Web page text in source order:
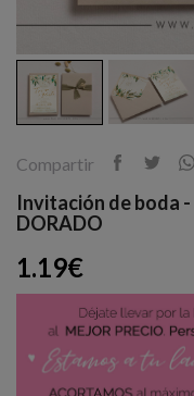
Compartir
Invitación de boda -
DORADO
1.19€